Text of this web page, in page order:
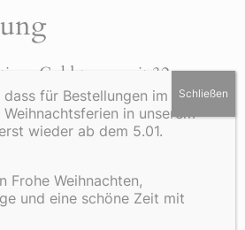
„Goldstange mit 32
Sorten“
Ihnen auch
für Bestellungen im Online
in unserem
wieder ab dem 5.01.
Frohe Weihnachten,
und eine schöne Zeit mit
Schließen